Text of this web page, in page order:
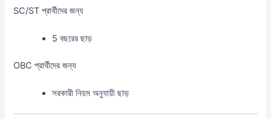
SC/ST প্রার্থীদের জন্য
5 বছরের ছাড়
OBC প্রার্থীদের জন্য
সরকারী নিয়ম অনুযায়ী ছাড়